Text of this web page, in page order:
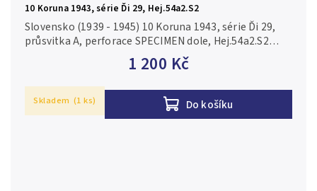
10 Koruna 1943, série Ďi 29, Hej.54a2.S2
1 200 Kč
Do košíku
Slovensko (1939 - 1945) 10 Koruna 1943, série Ďi 29,
průsvitka A, perforace SPECIMEN dole, Hej.54a2.S2
Skladem (1 ks)